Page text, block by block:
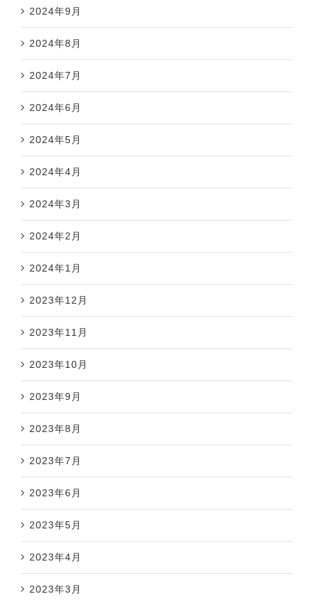
2024年9月
2024年8月
2024年7月
2024年6月
2024年5月
2024年4月
2024年3月
2024年2月
2024年1月
2023年12月
2023年11月
2023年10月
2023年9月
2023年8月
2023年7月
2023年6月
2023年5月
2023年4月
2023年3月